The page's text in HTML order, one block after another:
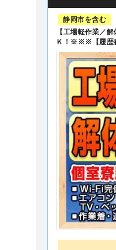
静岡市を含む
【工場軽作業／
Ｋ！※※※【履歴